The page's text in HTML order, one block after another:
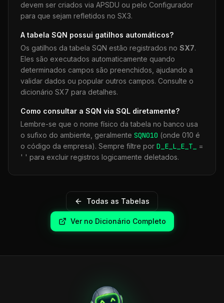
devem ser criados via APSDU ou pelo Configurador
para que sejam refletidos no SX3.
A tabela SQN possui gatilhos automáticos?
Os gatilhos da tabela SQN estão registrados no SX7.
Eles são executados automaticamente quando
determinados campos são preenchidos, ajudando a
validar dados ou popular outros campos. Consulte o
dicionário SX7 para detalhes.
Como consultar a SQN via SQL diretamente?
Lembre-se que o nome físico da tabela no banco usa
o sufixo do ambiente, geralmente SQN010 (onde 010 é
o código da empresa). Sempre filtre por D_E_L_E_T_
=
' ' para excluir registros logicamente deletados.
Todas as Tabelas
Ver no Dicionário Completo